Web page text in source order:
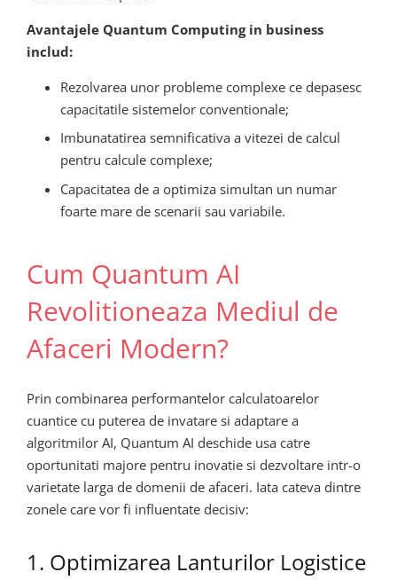
Avantajele Quantum Computing in business
includ:
Rezolvarea unor probleme complexe ce depasesc
capacitatile sistemelor conventionale;
Imbunatatirea semnificativa a vitezei de calcul
pentru calcule complexe;
Capacitatea de a optimiza simultan un numar
foarte mare de scenarii sau variabile.
Cum Quantum AI
Revolitioneaza Mediul de
Afaceri Modern?
Prin combinarea performantelor calculatoarelor
cuantice cu puterea de invatare si adaptare a
algoritmilor AI, Quantum AI deschide usa catre
oportunitati majore pentru inovatie si dezvoltare intr-o
varietate larga de domenii de afaceri. Iata cateva dintre
zonele care vor fi influentate decisiv:
1. Optimizarea Lanturilor Logistice